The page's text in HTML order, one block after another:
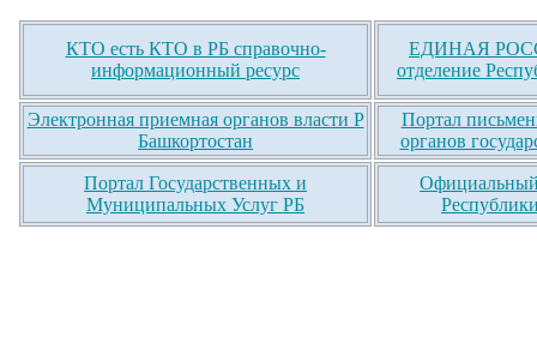
КТО есть КТО в РБ справочно-
информационный ресурс
ЕДИНАЯ
отделение
Электронная приемная органов власти Р
Башкортостан
Портал
органов
Портал Государственных и
Муниципальных Услуг РБ
Официальный